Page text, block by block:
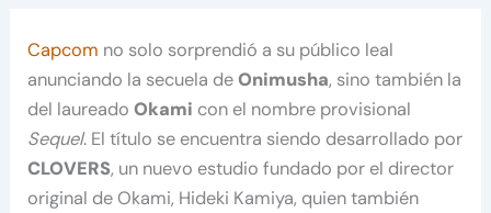
Capcom no solo sorprendió a su público leal
anunciando la secuela deOnimusha, sino también la
del laureadoOkami con el nombre provisional
Sequel. El título se encuentra siendo desarrollado por
CLOVERS, un nuevo estudio fundado por el director
original de Okami, Hideki Kamiya, quien también